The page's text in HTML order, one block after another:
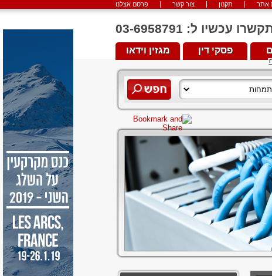
פרסם אצלנו צור קשר תקנון אתר
ל: 03-6958791
מגזין וידאו פסקי דין